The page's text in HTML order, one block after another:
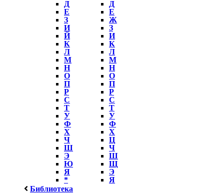
Д
Е
З
И
Й
К
Л
М
Н
О
П
Р
С
Т
У
Ф
Х
Ч
Ш
Э
Ю
Я
*
Д
Е
Ж
З
И
К
Л
М
Н
О
П
Р
С
Т
У
Ф
Х
Ц
Ч
Ш
Щ
Э
Я
Библиотека